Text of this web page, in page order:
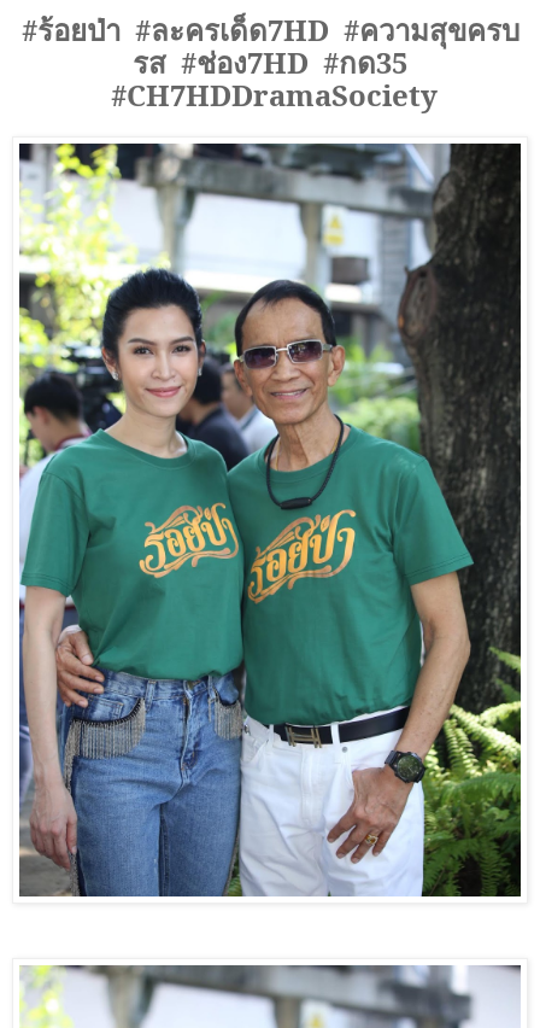
#ร้อยป่า #ละครเด็ด7HD #ความสุขครบ
รส #ช่อง7HD #กด35
#CH7HDDramaSociety